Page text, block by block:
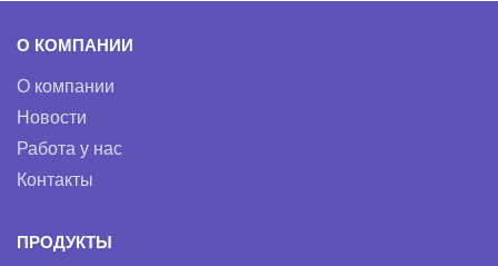
О КОМПАНИИ
О компании
Новости
Работа у нас
Контакты
ПРОДУКТЫ